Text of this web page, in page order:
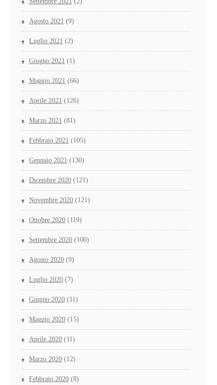
Agosto 2021 (9)
Luglio 2021 (2)
Giugno 2021 (1)
Maggio 2021 (66)
Aprile 2021 (126)
Marzo 2021 (81)
Febbraio 2021 (105)
Gennaio 2021 (130)
Dicembre 2020 (121)
Novembre 2020 (121)
Ottobre 2020 (119)
Settembre 2020 (100)
Agosto 2020 (9)
Luglio 2020 (7)
Giugno 2020 (11)
Maggio 2020 (15)
Aprile 2020 (11)
Marzo 2020 (12)
Febbraio 2020 (8)